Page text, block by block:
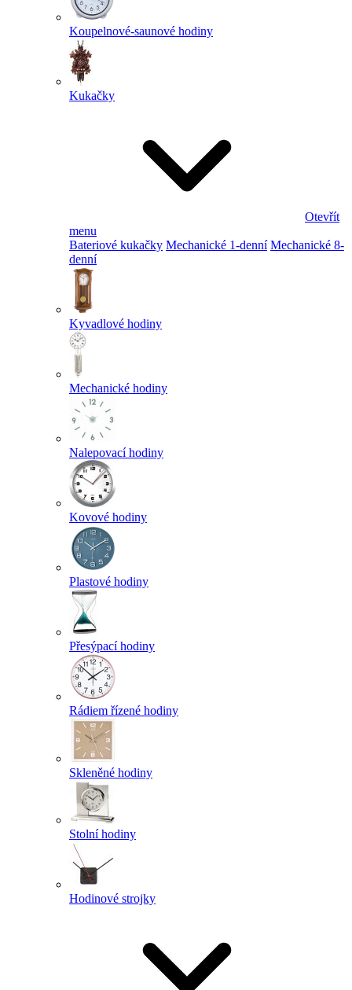
Koupelnové-saunové hodiny
Kukačky
Otevřít
menu
Bateriové kukačky Mechanické 1-denní Mechanické 8-
denní
Kyvadlové hodiny
Mechanické hodiny
Nalepovací hodiny
Kovové hodiny
Plastové hodiny
Přesýpací hodiny
Rádiem řízené hodiny
Skleněné hodiny
Stolní hodiny
Hodinové strojky